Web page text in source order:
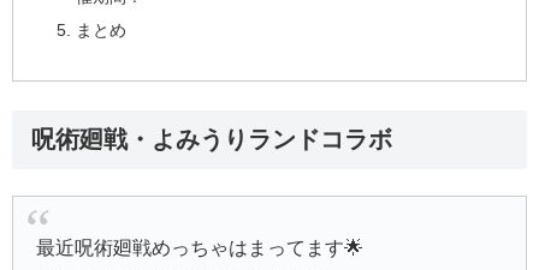
まとめ
呪術廻戦・よみうりランドコラボ
最近呪術廻戦めっちゃはまってます🌟